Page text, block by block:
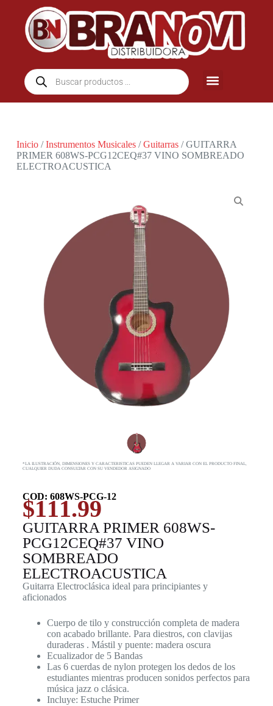
Inicio/Instrumentos Musicales/Guitarras/ GUITARRA
PRIMER 608WS-PCG12CEQ#37 VINO SOMBREADO
ELECTROACUSTICA
*LA ILUSTRACIÓN, DIMENSIONES Y CARACTERISTICAS PUEDEN LLEGAR A VARIAR CON EL PRODUCTO FINAL,
CUALQUIER DUDA CONSULTAR CON SU VENDEDOR ASIGNADO
COD: 608WS-PCG-12
$111.99
GUITARRA PRIMER 608WS-
PCG12CEQ#37 VINO
SOMBREADO
ELECTROACUSTICA
Guitarra Electroclásica ideal para principiantes y
aficionados
Cuerpo de tilo y construcción completa de madera
con acabado brillante. Para diestros, con clavijas
duraderas . Mástil y puente: madera oscura
Ecualizador de 5 Bandas
Las 6 cuerdas de nylon protegen los dedos de los
estudiantes mientras producen sonidos perfectos para
música jazz o clásica.
Incluye: Estuche Primer